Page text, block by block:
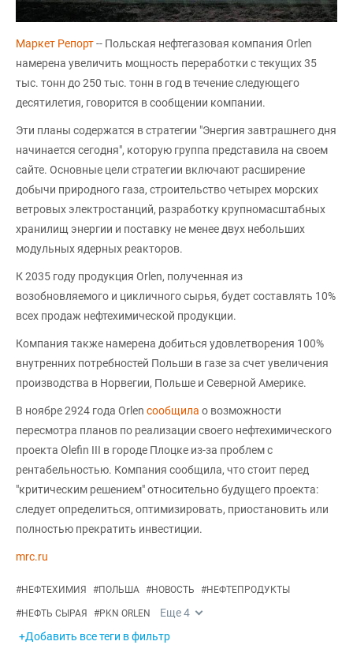
Маркет Репорт-- Польская нефтегазовая компания Orlen
намерена увеличить мощность переработки с текущих 35
тыс. тонн до 250 тыс. тонн в год в течение следующего
десятилетия, говорится в сообщении компании.
Эти планы содержатся в стратегии "Энергия завтрашнего дня
начинается сегодня", которую группа представила на своем
сайте. Основные цели стратегии включают расширение
добычи природного газа, строительство четырех морских
ветровых электростанций, разработку крупномасштабных
хранилищ энергии и поставку не менее двух небольших
модульных ядерных реакторов.
К 2035 году продукция Orlen, полученная из
возобновляемого и цикличного сырья, будет составлять 10%
всех продаж нефтехимической продукции.
Компания также намерена добиться удовлетворения 100%
внутренних потребностей Польши в газе за счет увеличения
производства в Норвегии, Польше и Северной Америке.
В ноябре 2924 года Orlen сообщила о возможности
пересмотра планов по реализации своего нефтехимического
проекта Olefin III в городе Плоцке из-за проблем с
рентабельностью. Компания сообщила, что стоит перед
"критическим решением" относительно будущего проекта:
следует определиться, оптимизировать, приостановить или
полностью прекратить инвестиции.
mrc.ru
#НЕФТЕХИМИЯ #ПОЛЬША #НОВОСТЬ #НЕФТЕПРОДУКТЫ
#НЕФТЬ СЫРАЯ #PKN ORLEN Еще4
+Добавить все теги в фильтр